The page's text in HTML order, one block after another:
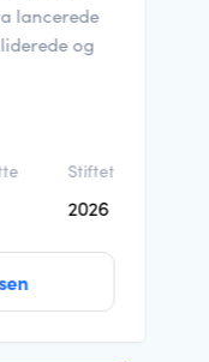
lancerede
og
Stiftet
2026